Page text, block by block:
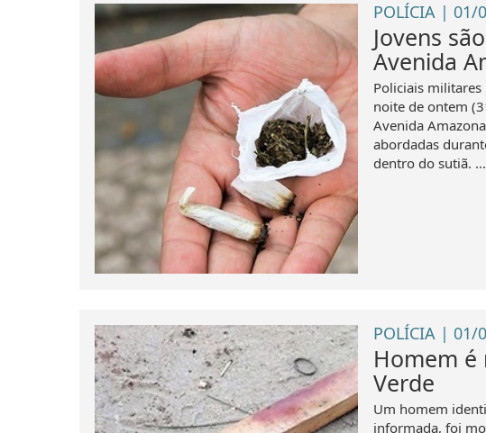
POLÍCIA | 01/
Jovens
Avenida
Policiais
noite de ontem
Avenida
abordadas
dentro do sutiã. ...
POLÍCIA | 01/
Homem é
Verde
Um homem
informada, foi